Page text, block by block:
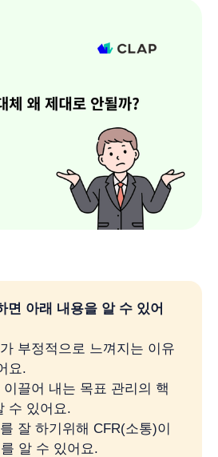
면 아래 내용을 알 수 있어
부정적으로 느껴지는 이유
요.
끌어 내는 목표 관리의 핵
수 있어요.
잘 하기위해 CFR(소통)이
알 수 있어요.